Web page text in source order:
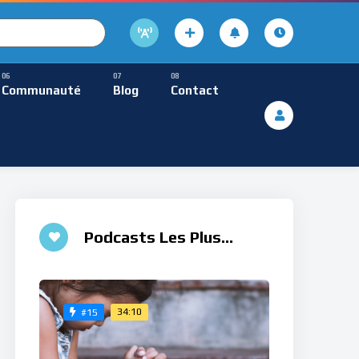
Lecture
Communauté Blog Contact
Méditative
Podcasts Les Plus
#15 34:10